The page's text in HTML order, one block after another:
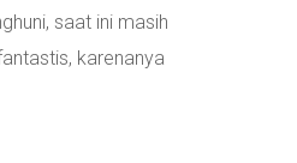
saat ini masih
karenanya